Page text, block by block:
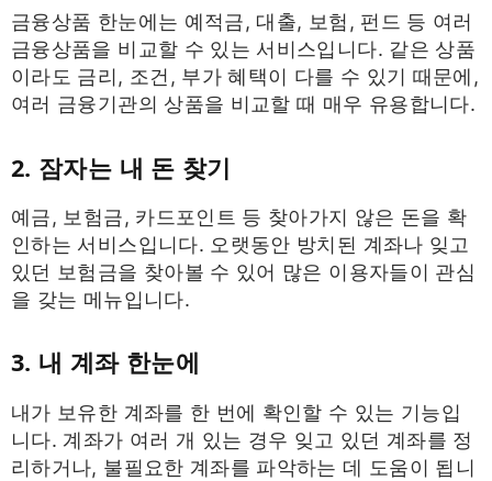
금융상품 한눈에는 예적금, 대출, 보험, 펀드 등 여러
금융상품을 비교할 수 있는 서비스입니다. 같은 상품
이라도 금리, 조건, 부가 혜택이 다를 수 있기 때문에,
여러 금융기관의 상품을 비교할 때 매우 유용합니다.
2. 잠자는 내 돈 찾기
예금, 보험금, 카드포인트 등 찾아가지 않은 돈을 확
인하는 서비스입니다. 오랫동안 방치된 계좌나 잊고
있던 보험금을 찾아볼 수 있어 많은 이용자들이 관심
을 갖는 메뉴입니다.
3. 내 계좌 한눈에
내가 보유한 계좌를 한 번에 확인할 수 있는 기능입
니다. 계좌가 여러 개 있는 경우 잊고 있던 계좌를 정
리하거나, 불필요한 계좌를 파악하는 데 도움이 됩니